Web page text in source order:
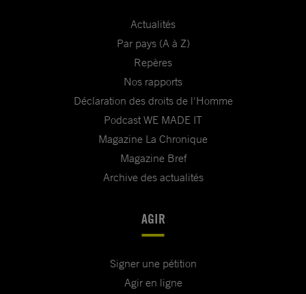
Actualités
Par pays (A à Z)
Repères
Nos rapports
Déclaration des droits de l'Homme
Podcast WE MADE IT
Magazine La Chronique
Magazine Bref
Archive des actualités
AGIR
Signer une pétition
Agir en ligne